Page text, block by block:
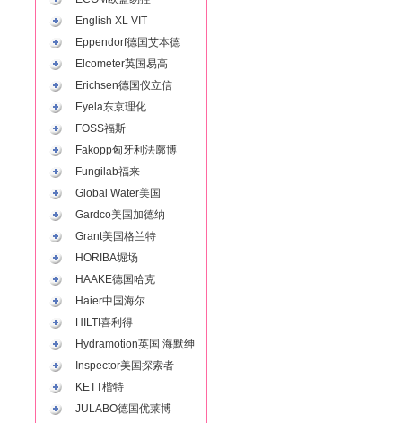
English XL VIT
Eppendorf德国艾本德
Elcometer英国易高
Erichsen德国仪立信
Eyela东京理化
FOSS福斯
Fakopp匈牙利法廓博
Fungilab福来
Global Water美国
Gardco美国加德纳
Grant美国格兰特
HORIBA堀场
HAAKE德国哈克
Haier中国海尔
HILTI喜利得
Hydramotion英国 海默绅
Inspector美国探索者
KETT楷特
JULABO德国优莱博